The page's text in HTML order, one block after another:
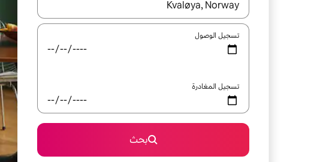
عند توفر النتائج، انتقل باستخدام السهمين لأعلى ولأسفل أو استكشف
تسجيل الوصول
تسجيل المغادرة
بحث